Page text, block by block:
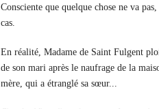
Consciente que quelque chose ne va
cas.
En réalité, Madame de Saint Fulgent
de son mari après le naufrage de la
mère, qui a étranglé sa sœur...